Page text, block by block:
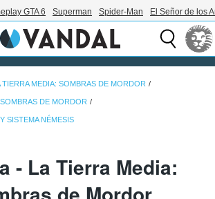
GTA 6 Superman Spider-Man El Señor de los
TIERRA MEDIA: SOMBRAS DE MORDOR
DE MORDOR
SISTEMA NÉMESIS
- La Tierra Media: